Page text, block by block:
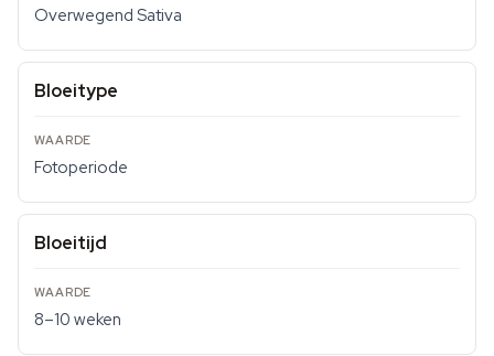
Overwegend Sativa
Bloeitype
Fotoperiode
Bloeitijd
8–10 weken